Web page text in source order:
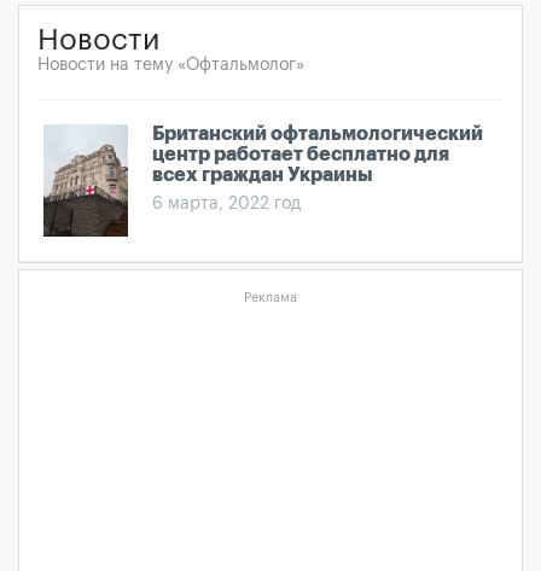
Новости
Новости на тему «Офтальмолог»
Британский офтальмологический
центр работает бесплатно для
всех граждан Украины
6 марта, 2022 год
Реклама